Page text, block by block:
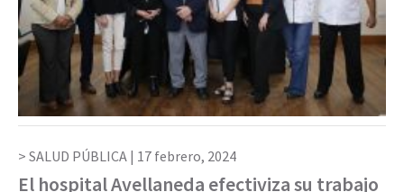
SALUD PÚBLICA | 17 febrero, 2024
El hospital Avellaneda efectiviza su trabajo